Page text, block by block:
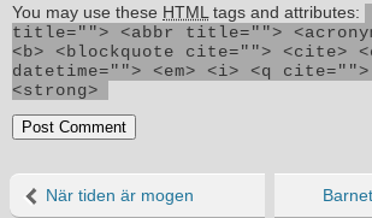
You may use these HTML tags and attributes:
title=""> <abbr title="">
<b> <blockquote cite=""> <cite>
datetime=""> <em> <i> <q
<strong>
När tiden är mogen